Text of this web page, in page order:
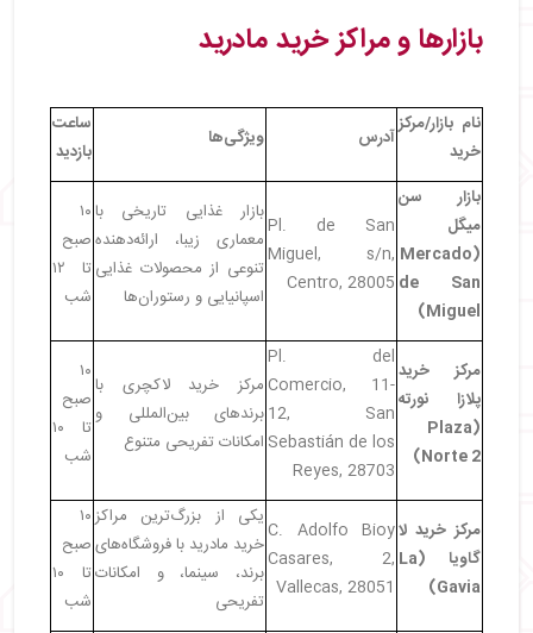
بازارها و مراکز خرید مادرید
نام بازار/مرکز
خرید
آدرس ویژگی‌ها
ساعت
بازدید
بازار سن
میگل
(Mercado
de San
Miguel)
Pl. de San
Miguel, s/n,
Centro, 28005
بازار غذایی تاریخی با
معماری زیبا، ارائه‌دهنده
تنوعی از محصولات غذایی
اسپانیایی و رستوران‌ها
۱۰
صبح
تا ۱۲
شب
مرکز خرید
پلازا نورته
(Plaza
Norte 2)
Pl. del
Comercio, 11-
12, San
Sebastián de los
Reyes, 28703
مرکز خرید لاکچری با
برندهای بین‌المللی و
امکانات تفریحی متنوع
۱۰
صبح
تا ۱۰
شب
مرکز خرید لا
گاویا
(La
Gavia)
C. Adolfo Bioy
Casares, 2,
Vallecas, 28051
یکی از بزرگ‌ترین مراکز
خرید مادرید با فروشگاه‌های
برند، سینما، و امکانات
تفریحی
۱۰
صبح
تا ۱۰
شب